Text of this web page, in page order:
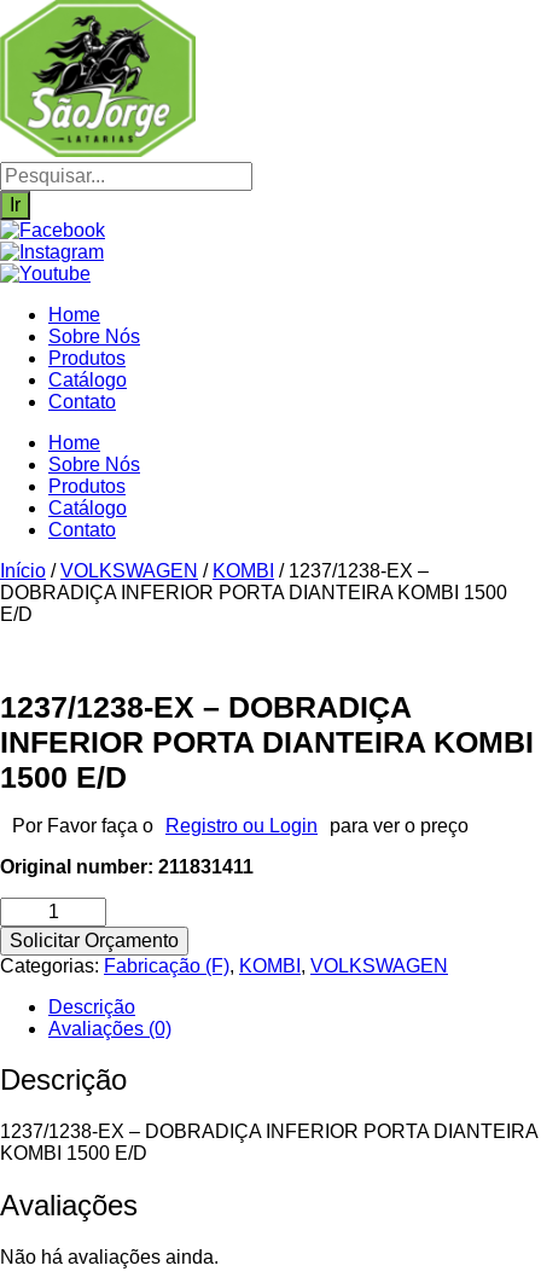
para
conteúdo
Pesquisar
produtos
Ir
Home
Sobre Nós
Produtos
Catálogo
Contato
Home
Sobre Nós
Produtos
Catálogo
Contato
Início /VOLKSWAGEN / KOMBI / 1237/1238-EX –
DOBRADIÇA INFERIOR PORTA DIANTEIRA KOMBI 1500
E/D
1237/1238-EX – DOBRADIÇA
INFERIOR PORTA DIANTEIRA KOMBI
1500 E/D
Por Favor faça o Registro ou Login
para ver o preço
Original number: 211831411
1237/1238-
EX
-
DOBRADIÇA
PORTA
DIANTEIRA
1500
quantidade
Solicitar Orçamento
Categorias: Fabricação (F), KOMBI , VOLKSWAGEN
Descrição
Avaliações (0)
Descrição
1237/1238-EX – DOBRADIÇA INFERIOR PORTA DIANTEIRA
KOMBI 1500 E/D
Avaliações
Não há avaliações ainda.